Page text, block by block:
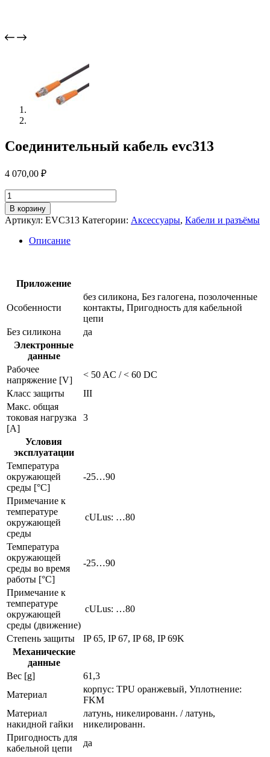
Соединительный кабель evc313
4 070,00 ₽
Количество
товара
Соединительный
кабель
evc313
В корзину
Артикул: EVC313 Категории: Аксессуары, Кабели и разъёмы
Описание
Приложение
Особенности
без силикона, Без галогена, позолоченные
контакты, Пригодность для кабельной
цепи
Без силикона
да
Электронные
данные
Рабочее
напряжение [V]
< 50 AC / < 60 DC
Класс защиты
III
Макс. общая
токовая нагрузка
[A]
3
Условия
эксплуатации
Температура
окружающей
среды [°C]
-25…90
Примечание к
температуре
окружающей
среды
cULus: …80
Температура
окружающей
среды во время
работы [°C]
-25…90
Примечание к
температуре
окружающей
среды (движение)
cULus: …80
Степень защиты
IP 65, IP 67, IP 68, IP 69K
Механические
данные
Вес [g]
61,3
Материал
корпус: TPU оранжевый, Уплотнение:
FKM
Материал
накидной гайки
латунь, никелированн. / латунь,
никелированн.
Пригодность для
кабельной цепи
да